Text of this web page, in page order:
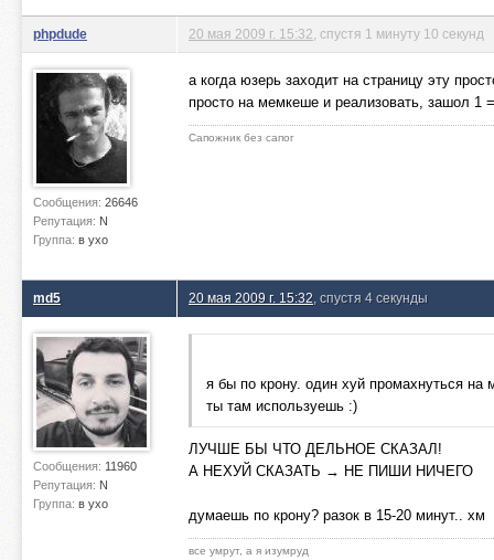
phpdude
Сообщения: 26646
Репутация: N
Группа: в ухо
20 мая 2009 г. 15:32 , спустя 1 минуту 10 секунд
а когда юзерь заходит на страницу эту
просто на мемкеше и реализовать, зашол 1
Сапожник без сапог
md5
Сообщения: 11960
Репутация: N
Группа: в ухо
20 мая 2009 г. 15:32 , спустя 4 секунды
я бы по крону. один хуй промахнуться
ты там используешь :)
ЛУЧШЕ БЫ ЧТО ДЕЛЬНОЕ СКАЗАЛ!
А НЕХУЙ СКАЗАТЬ → НЕ ПИШИ НИЧЕГО
думаешь по крону? разок в 15-20 минут.. хм
все умрут, а я изумруд